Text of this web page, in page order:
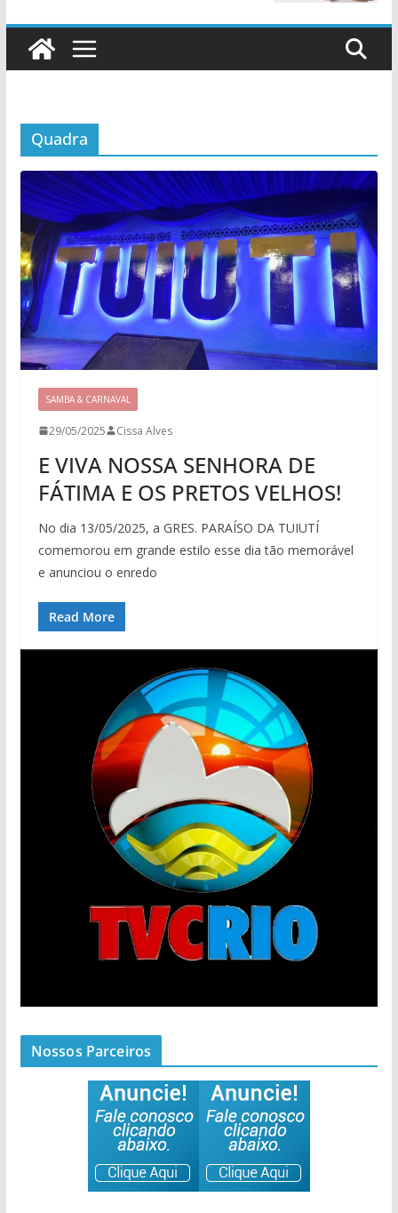
Quadra
SAMBA & CARNAVAL
29/05/2025 Cissa Alves
E VIVA NOSSA SENHORA DE
FÁTIMA E OS PRETOS VELHOS!
No dia 13/05/2025, a GRES. PARAÍSO DA TUIUTÍ
comemorou em grande estilo esse dia tão memorável
e anunciou o enredo
Read More
Nossos Parceiros